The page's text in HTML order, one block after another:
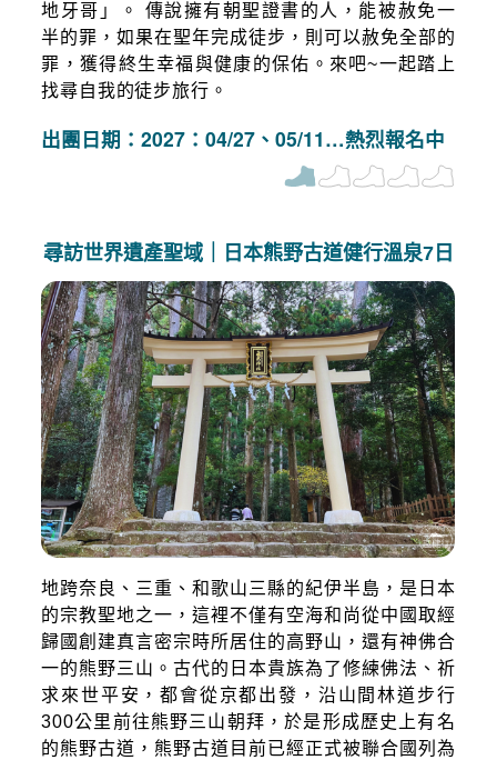
出團日期：2027：04/27、05/11…熱烈報名中
地牙哥」。 傳說擁有朝聖證書的人，能被赦免一
半的罪，如果在聖年完成徒步，則可以赦免全部的
罪，獲得終生幸福與健康的保佑。來吧~一起踏上
找尋自我的徒步旅行。
尋訪世界遺產聖域｜日本熊野古道健行溫泉7日
地跨奈良、三重、和歌山三縣的紀伊半島，是日本
的宗教聖地之一，這裡不僅有空海和尚從中國取經
歸國創建真言密宗時所居住的高野山，還有神佛合
一的熊野三山。古代的日本貴族為了修練佛法、祈
求來世平安，都會從京都出發，沿山間林道步行
300公里前往熊野三山朝拜，於是形成歷史上有名
的熊野古道，熊野古道目前已經正式被聯合國列為